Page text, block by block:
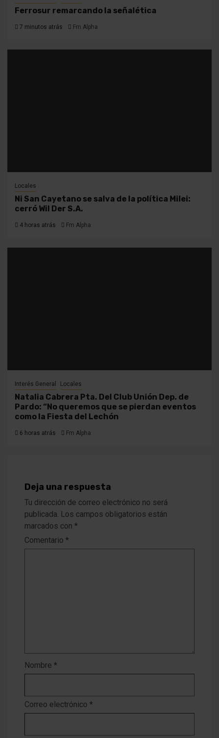
Ferrosur remarcando la señalética
7 minutos atrás Fm Alpha
Locales
Ni San Cayetano se salva de la política Milei:
cerró Wil Der S.A.
4 horas atrás Fm Alpha
Interés General Locales
Natalia Cabrera Pta. Del Club Unión Dep. de
Pardo: “No queremos que se pierdan eventos
como la Fiesta del Lechón
6 horas atrás Fm Alpha
Deja una respuesta
Tu dirección de correo electrónico no será
publicada. Los campos obligatorios están
marcados con *
Comentario *
Nombre *
Correo electrónico *